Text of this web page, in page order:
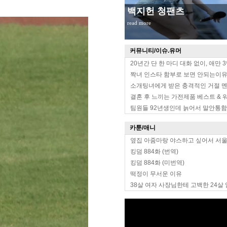
무대위 장원영 옆태
read more
커뮤니티/이슈.유머
20년간 단 한 마디 대화 없이, 애만
짝녀 인스타 함부로 보면 안되는이유
소개팅녀에게 받은 충격적인 거절
결혼 후 느끼는 가전제품 베스트 &
팀원들 92년생인데 늙어서 말안통
카툰/애니
옆집 아줌마랑 야스하고 싶어서 서
킹덤 884화 (번역)
킹덤 884화 (미번역)
떡정이 무서운 이유
38살 여자 사장님한테 고백한 24살